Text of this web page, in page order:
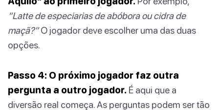
“Latte de especiarias de abóbora ou cidra de
maçã?”O jogador deve escolher uma das duas
opções.
Passo 4: O próximo jogador faz outra
pergunta a outro jogador. É aqui que a
diversão real começa. As perguntas podem ser tão